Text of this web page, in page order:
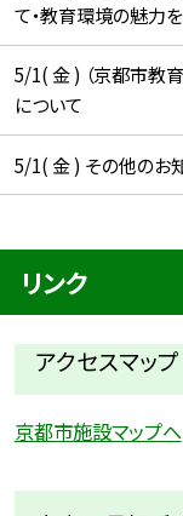
て・教育環境の魅力
5/1( 金 ) （京都市教
について
5/1( 金 ) その他のお
リンク
アクセスマップ
京都市施設マップへ